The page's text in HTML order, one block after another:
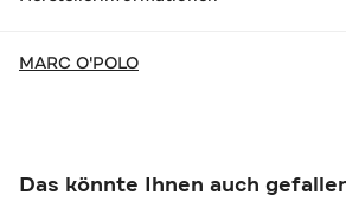
MARC O'POLO
Das könnte Ihnen auch